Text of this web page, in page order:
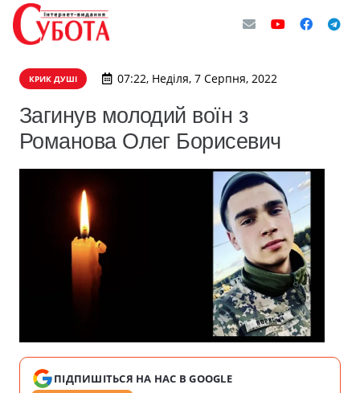
КРИК ДУШІ 07:22, Неділя, 7 Серпня, 2022
Загинув молодий воїн з
Романова Олег Борисевич
ПІДПИШІТЬСЯ НА НАС В GOOGLE